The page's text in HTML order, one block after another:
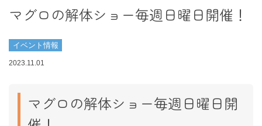
マグロの解体ショー毎週日曜日開催！
イベント情報
2023.11.01
マグロの解体ショー毎週日曜日開